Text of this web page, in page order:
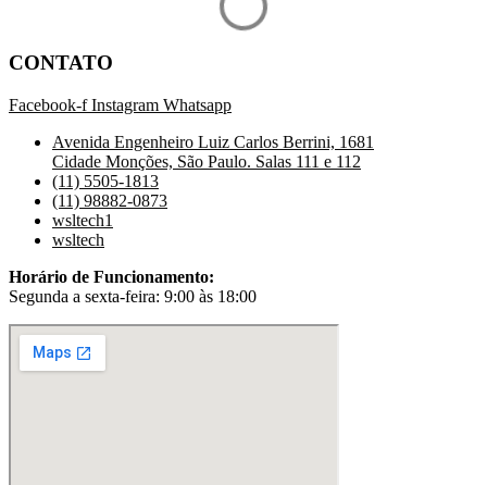
CONTATO
Facebook-f Instagram Whatsapp
Avenida Engenheiro Luiz Carlos Berrini, 1681
Cidade Monções, São Paulo. Salas 111 e 112
(11) 5505-1813
(11) 98882-0873
wsltech1
wsltech
Horário de Funcionamento:
Segunda a sexta-feira: 9:00 às 18:00